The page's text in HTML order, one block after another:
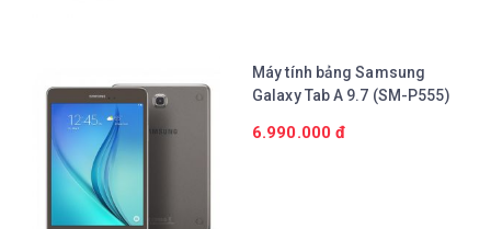
Máy tính bảng Samsung
Galaxy Tab A 9.7 (SM-P555)
6.990.000 đ